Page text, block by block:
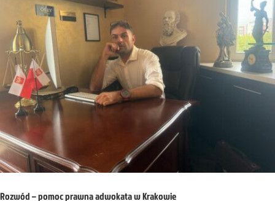
Rozwód – pomoc prawna adwokata w Krakowie